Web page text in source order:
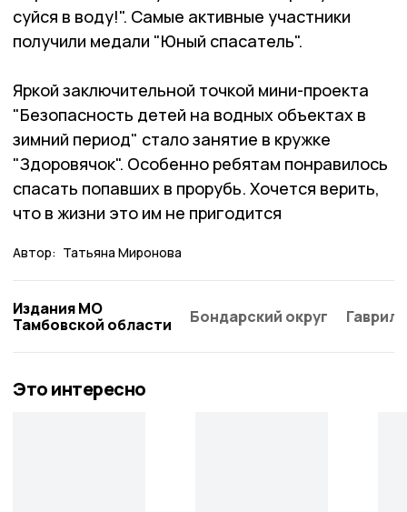
суйся в воду!". Самые активные участники
получили медали "Юный спасатель".
Яркой заключительной точкой мини-проекта
"Безопасность детей на водных объектах в
зимний период" стало занятие в кружке
"Здоровячок". Особенно ребятам понравилось
спасать попавших в прорубь. Хочется верить,
что в жизни это им не пригодится
Автор: Татьяна Миронова
Издания МО
Тамбовской области
Бондарский округ
Это интересно